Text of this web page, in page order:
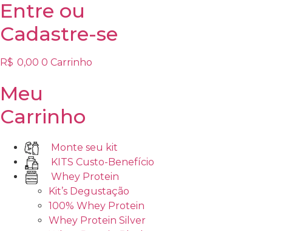
Entre ou
Cadastre-se
R$ 0,00 0 Carrinho
Meu
Carrinho
Monte seu kit
KITS Custo-Benefício
Whey Protein
Kit’s Degustação
100% Whey Protein
Whey Protein Silver